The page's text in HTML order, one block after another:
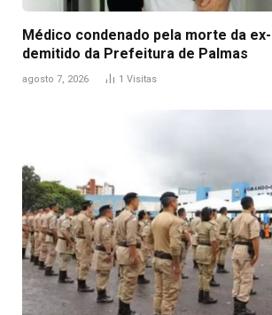
Médico condenado pela morte da
demitido da Prefeitura de Palmas
agosto 7, 2026 1 Visitas